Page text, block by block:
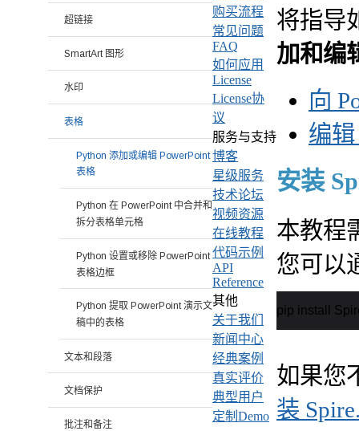
将指导
加和编
向
编
安装
本教程
您可以
pip install
如果您
装
超链接
SmartArt 图形
水印
表格
Python 添加或编辑 PowerPoint
表格
Python 在 PowerPoint 中合并和
拆分表格单元格
Python 设置或移除 PowerPoint
表格边框
Python 提取 PowerPoint 演示文
稿中的表格
文本和段落
文档保护
批注和备注
购买流程
常见问题
FAQ
如何应用
License
License协
议
服务与支持
博客
星级服务
技术论坛
视频资源
在线教程
代码示例
API
Reference
其他
关于我们
新闻中心
经典案例
真实评价
典型用户
定制Demo